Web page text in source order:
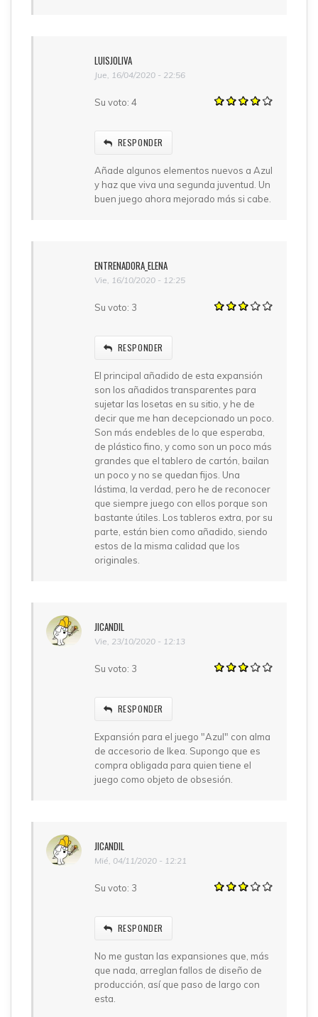
LUISJOLIVA
Jue, 16/04/2020 - 22:56
Su voto: 4
RESPONDER
Añade algunos elementos nuevos a Azul
y haz que viva una segunda juventud. Un
buen juego ahora mejorado más si cabe.
ENTRENADORA_ELENA
Vie, 16/10/2020 - 12:25
Su voto: 3
RESPONDER
El principal añadido de esta expansión
son los añadidos transparentes para
sujetar las losetas en su sitio, y he de
decir que me han decepcionado un poco.
Son más endebles de lo que esperaba,
de plástico fino, y como son un poco más
grandes que el tablero de cartón, bailan
un poco y no se quedan fijos. Una
lástima, la verdad, pero he de reconocer
que siempre juego con ellos porque son
bastante útiles. Los tableros extra, por su
parte, están bien como añadido, siendo
estos de la misma calidad que los
originales.
JICANDIL
Vie, 23/10/2020 - 12:13
Su voto: 3
RESPONDER
Expansión para el juego "Azul" con alma
de accesorio de Ikea. Supongo que es
compra obligada para quien tiene el
juego como objeto de obsesión.
JICANDIL
Mié, 04/11/2020 - 12:21
Su voto: 3
RESPONDER
No me gustan las expansiones que, más
que nada, arreglan fallos de diseño de
producción, así que paso de largo con
esta.